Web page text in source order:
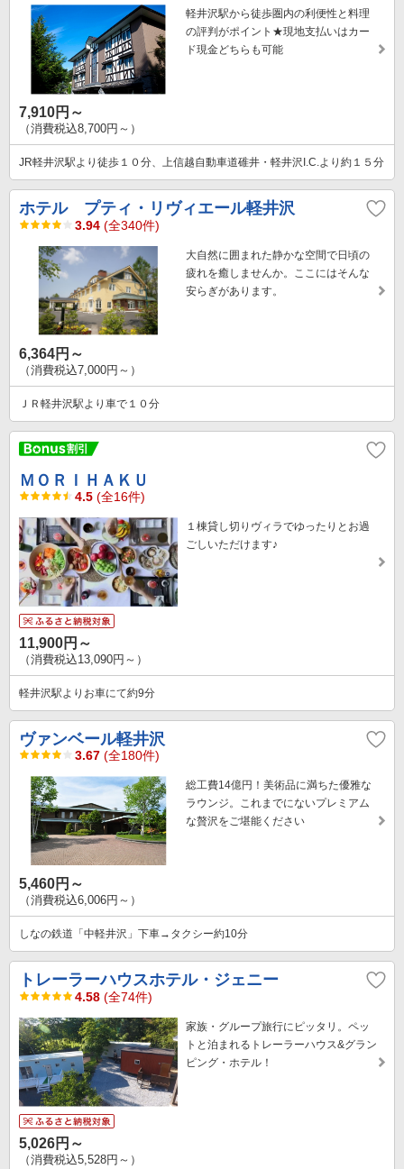
軽井沢駅から徒歩圏内の利便性と料理
の評判がポイント★現地支払いはカー
ド現金どちらも可能
7,910円～
（消費税込8,700円～）
JR軽井沢駅より徒歩１０分、上信越自動車道碓井・軽井沢I.C.より約１５分
ホテル プティ・リヴィエール軽井沢
3.94 (全340件)
大自然に囲まれた静かな空間で日頃の
疲れを癒しませんか。ここにはそんな
安らぎがあります。
6,364円～
（消費税込7,000円～）
ＪＲ軽井沢駅より車で１０分
ＭＯＲＩＨＡＫＵ
4.5 (全16件)
１棟貸し切りヴィラでゆったりとお過
ごしいただけます♪
11,900円～
（消費税込13,090円～）
軽井沢駅よりお車にて約9分
ヴァンベール軽井沢
3.67 (全180件)
総工費14億円！美術品に満ちた優雅な
ラウンジ。これまでにないプレミアム
な贅沢をご堪能ください
5,460円～
（消費税込6,006円～）
しなの鉄道「中軽井沢」下車→タクシー約10分
トレーラーハウスホテル・ジェニー
4.58 (全74件)
家族・グループ旅行にピッタリ。ペッ
トと泊まれるトレーラーハウス&グラン
ピング・ホテル！
5,026円～
（消費税込5,528円～）